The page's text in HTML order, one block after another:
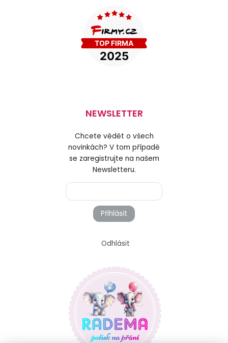
NEWSLETTER
Chcete vědět o všech
novinkách? V tom případě
se zaregistrujte na našem
Newsletteru.
Přihlásit
Odhlásit